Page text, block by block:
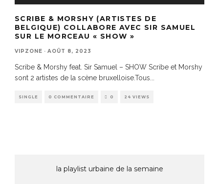
SCRIBE & MORSHY (ARTISTES DE
BELGIQUE) COLLABORE AVEC SIR SAMUEL
SUR LE MORCEAU « SHOW »
VIPZONE · AOÛT 8, 2023
Scribe & Morshy feat. Sir Samuel – SHOW Scribe et Morshy
sont 2 artistes de la scène bruxelloise.Tous
SINGLE 0 COMMENTAIRE 0 24 VIEWS
la playlist urbaine de la semaine